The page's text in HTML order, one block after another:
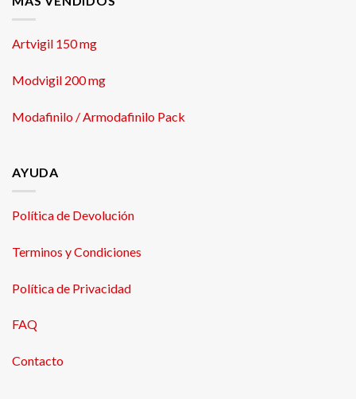
Artvigil 150 mg
Modvigil 200 mg
Modafinilo / Armodafinilo Pack
AYUDA
Política de Devolución
Terminos y Condiciones
Política de Privacidad
FAQ
Contacto